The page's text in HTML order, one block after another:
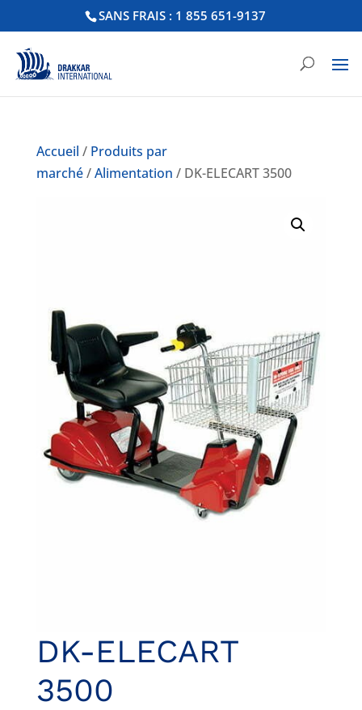
SANS FRAIS : 1 855 651-9137
Accueil / Produits par
marché/Alimentation / DK-ELECART 3500
DK-ELECART
3500